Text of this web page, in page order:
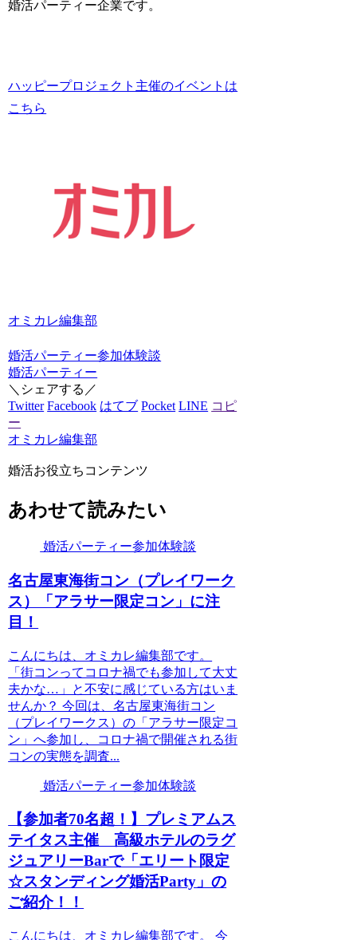
婚活パーティー企業です。
ハッピープロジェクト主催のイベントは
こちら
オミカレ編集部
婚活パーティー参加体験談
婚活パーティー
＼シェアする／
Twitter Facebook はてブ Pocket LINE コピ
ー
オミカレ編集部
婚活お役立ちコンテンツ
あわせて読みたい
婚活パーティー参加体験談
名古屋東海街コン（プレイワーク
ス）「アラサー限定コン」に注
目！
こんにちは、オミカレ編集部です。
「街コンってコロナ禍でも参加して大丈
夫かな…」と不安に感じている方はいま
せんか？ 今回は、名古屋東海街コン
（プレイワークス）の「アラサー限定コ
ン」へ参加し、コロナ禍で開催される街
コンの実態を調査...
婚活パーティー参加体験談
【参加者70名超！】プレミアムス
テイタス主催 高級ホテルのラグ
ジュアリーBarで「エリート限定
☆スタンディング婚活Party」の
ご紹介！！
こんにちは、オミカレ編集部です。 今